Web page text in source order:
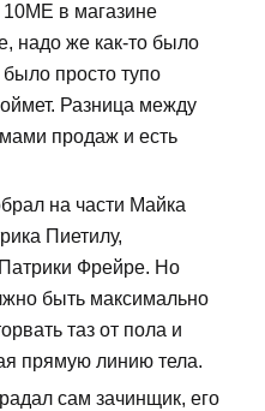
в магазине
надо же как-то было
просто тупо
Разница между
продаж и есть
на части Майка
Пиетилу,
Фрейре. Но
быть максимально
таз от пола и
прямую линию тела.
сам зачинщик, его